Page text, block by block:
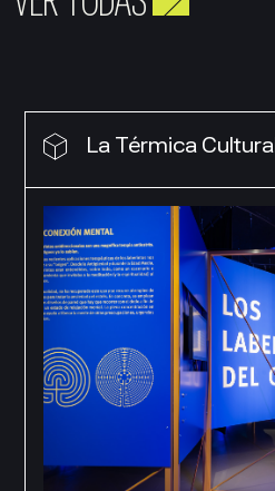
La Térmica Cultural